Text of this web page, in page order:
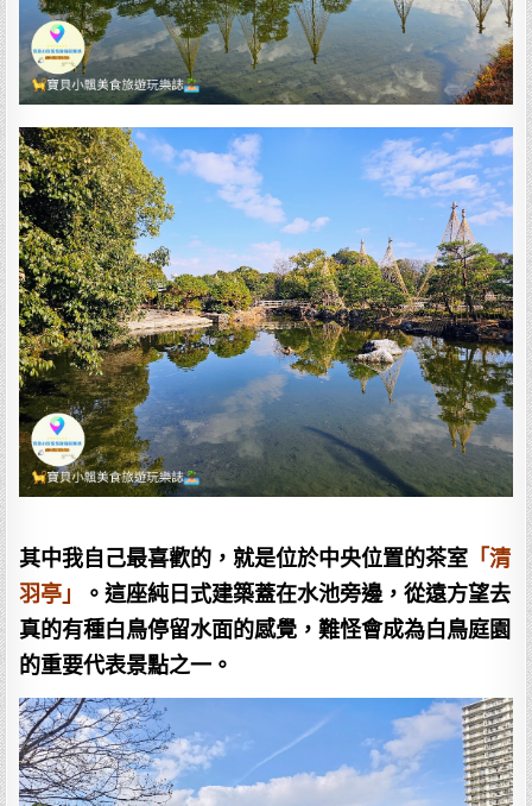
其中我自己最喜歡的，就是位於中央位置的茶室 「清
羽亭」
。這座純日式建築蓋在水池旁邊，從遠方望去
真的有種白鳥停留水面的感覺，難怪會成為白鳥庭園
的重要代表景點之一。